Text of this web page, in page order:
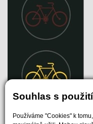
Souhlas s
Používáme "Cookies" k